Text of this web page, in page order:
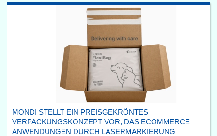
MONDI STELLT EIN PREISGEKRÖNTES
VERPACKUNGSKONZEPT VOR, DAS ECOMMERCE
ANWENDUNGEN DURCH LASERMARKIERUNG